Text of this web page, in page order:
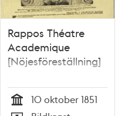
Rappos Théatre
Academique
[Nöjesföreställning]
Tid
10 oktober 1851